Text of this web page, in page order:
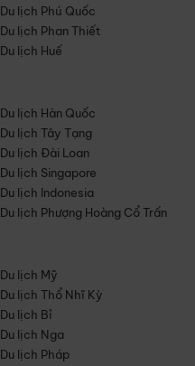
Du lịch Phú Quốc
Du lịch Phan Thiết
Du lịch Huế
Du lịch Hàn Quốc
Du lịch Tây Tạng
Du lịch Đài Loan
Du lịch Singapore
Du lịch Indonesia
Du lịch Phượng Hoàng Cổ Trấn
Du lịch Mỹ
Du lịch Thổ Nhĩ Kỳ
Du lịch Bỉ
Du lịch Nga
Du lịch Pháp